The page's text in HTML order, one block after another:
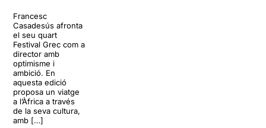
Francesc
Casadesús afronta
el seu quart
Festival Grec com a
director amb
optimisme i
ambició. En
aquesta edició
proposa un viatge
a l’Àfrica a través
de la seva cultura,
amb […]